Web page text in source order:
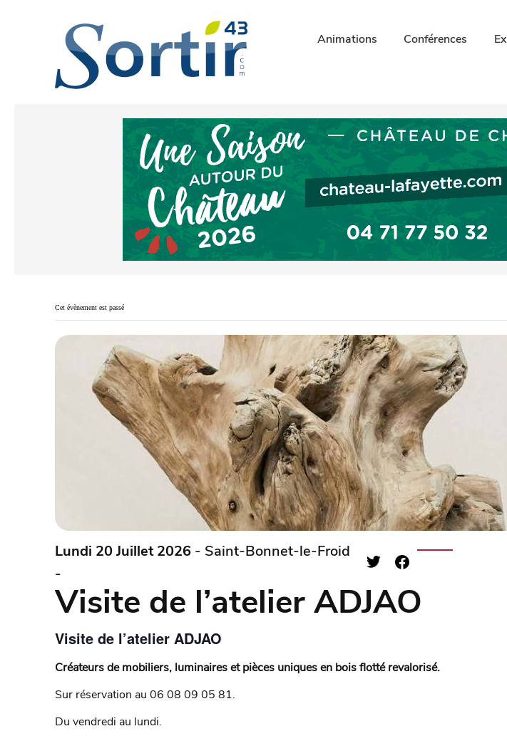
Animations Conférences
Cet évènement est passé
Lundi 20 Juillet 2026 - Saint-Bonnet-le-Froid
-
Visite de l’atelier ADJAO
Visite de l’atelier ADJAO
Créateurs de mobiliers, luminaires et pièces uniques en bois flotté revalorisé.
Sur réservation au 06 08 09 05 81.
Du vendredi au lundi.